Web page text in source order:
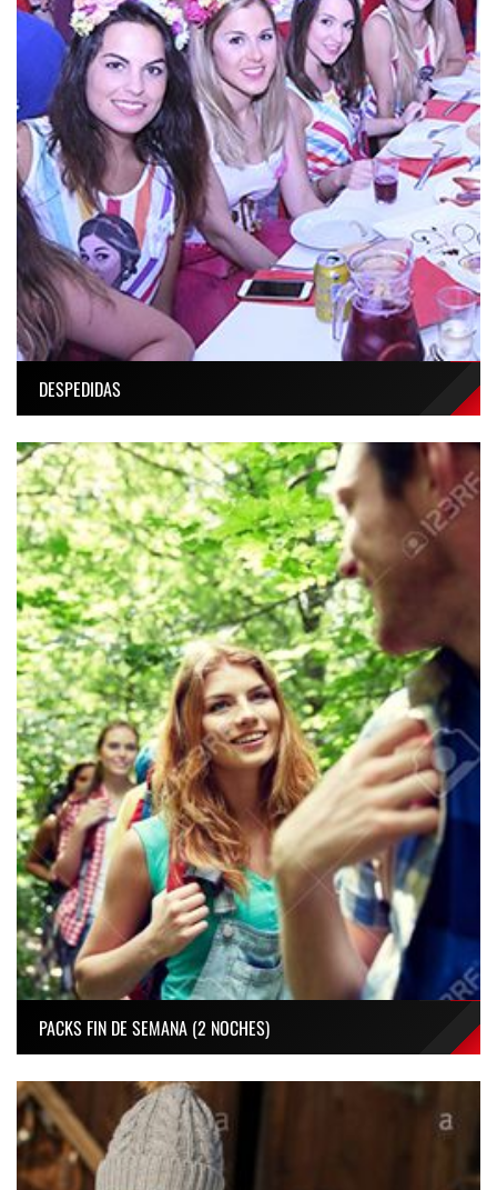
DESPEDIDAS
PACKS FIN DE SEMANA (2 NOCHES)